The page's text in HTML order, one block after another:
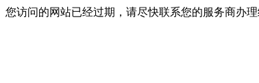
您访问的网站已经过期，请尽快联系您的服务商办